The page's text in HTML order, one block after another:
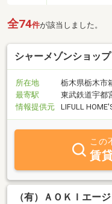
全74件が該当しました。
シャーメゾンショッ
所在地
栃木県栃木市
最寄駅
東武鉄道宇都
情報提供元
LIFULL
この
賃
（有）ＡＯＫＩエー